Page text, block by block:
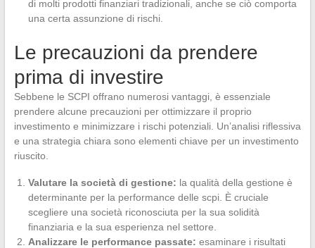
di molti prodotti finanziari tradizionali, anche se ciò comporta
una certa assunzione di rischi.
Le precauzioni da prendere
prima di investire
Sebbene le SCPI offrano numerosi vantaggi, è essenziale
prendere alcune precauzioni per ottimizzare il proprio
investimento e minimizzare i rischi potenziali. Un’analisi riflessiva
e una strategia chiara sono elementi chiave per un investimento
riuscito.
Valutare la società di gestione: la qualità della gestione è
determinante per la performance delle scpi. È cruciale
scegliere una società riconosciuta per la sua solidità
finanziaria e la sua esperienza nel settore.
Analizzare le performance passate: esaminare i risultati